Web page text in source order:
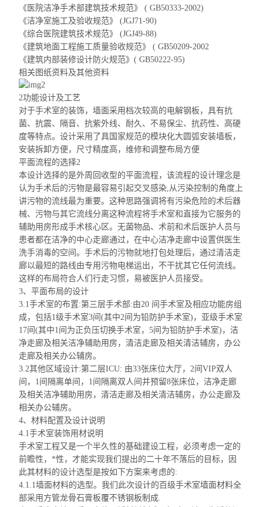
《医院洁净手术部建筑技术规范》 ( GB50333-2002)
《洁净室施工及验收规范》 (JGJ71-90)
《综合医院建筑技术规范》 (JGJ49-88)
《建筑地面工程施工质量验收规范》 ( GB50209-2002
《建筑内部装修设计防火规范》( GB50222-95)
相关图纸资料及其他资料
2功能设计及工艺
对于手术室的装饰，墙面采用档次较高的电解钢板，具有抗
菌、抗震、隔音、抗紫外线、耐久、不易保尘、抗药性、高硬
度等特点。设计采用了具国家规范的模块化大圆弧安装墙板，
安装拆卸方便，尺寸精度高，维修和调整布局方便
平面流程的选择2
本设计选择的是外周回收型的平面流程，该流程的设计理念是
认为手术后的污物是最容易引起交叉感染,从污染控制的角度上
讲污物的流线最为重要。这种思路强调将有污染危险的术后器
械、污物与其它流线分离这种流程将手术室和直接为它服务的
辅助用房形成手术核心区。无菌物品、术前和术后医护人员与
患者都在洁净的中心走廊通过，在中心洁净走廊中设置供医生
洗手消毒的空间。手术后的污物就地打包处理后，通过清洁走
廊以最短的路线由专用污物电梯运出，不干扰其它任何流线。
这样的布局符合人们行走习惯，易被医护人员接受。
3、平面布局的设计
3.1手术室的布置:第三层手术部:由20 间手术室及相应功能房组
成，包括1级手术室3间(其中2间为铅防护手术室)， 亚级手术室
17间(其中1间为正负压切换手术室，5间为铅防护手术室)，洁
净走廊及相关洁净辅助用房，清洁走廊及相关清洁辅房，办公
走廊及相关办公辅房。
3.2其他区域设计:第二层ICU: 由33张床位大厅，2间VIP双人
间，1间隔离单间，1间隔离双人间并预留8张床位，洁净走廊
及相关洁净辅助用房，清洁走廊及相关清洁辅房，办公走廊及
相关办公辅房。
4、材料配置及设计说明
4.1手术室装饰用材说明
手术室工程又是一个半久性的基础建设工程，必须考虑一定的
前瞻性，*性，才能实现我们提出的二十年不落后的目标，因
此其材料的设计选型是按如下方案来考虑的:
4.1.1墙面材料的选型。我们此次设计的百级手术室墙面材料全
部采用方管龙骨石膏板覆不锈钢板制成.